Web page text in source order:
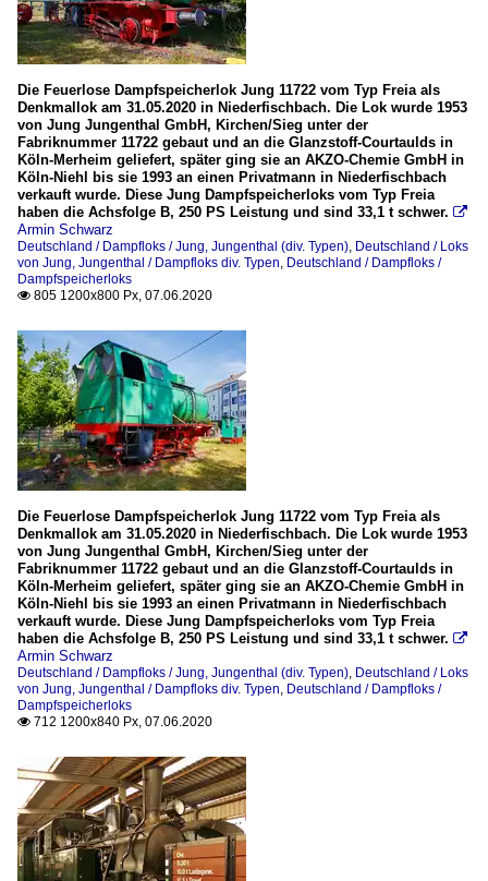
Die Feuerlose Dampfspeicherlok Jung 11722 vom Typ Freia als
Denkmallok am 31.05.2020 in Niederfischbach. Die Lok wurde 1953
von Jung Jungenthal GmbH, Kirchen/Sieg unter der
Fabriknummer 11722 gebaut und an die Glanzstoff-Courtaulds in
Köln-Merheim geliefert, später ging sie an AKZO-Chemie GmbH in
Köln-Niehl bis sie 1993 an einen Privatmann in Niederfischbach
verkauft wurde. Diese Jung Dampfspeicherloks vom Typ Freia
haben die Achsfolge B, 250 PS Leistung und sind 33,1 t schwer. 
Armin Schwarz
Deutschland / Dampfloks / Jung, Jungenthal (div. Typen) Deutschland / Loks
von Jung, Jungenthal / Dampfloks div. Typen Deutschland / Dampfloks /
Dampfspeicherloks
 805 1200x800 Px, 07.06.2020
Die Feuerlose Dampfspeicherlok Jung 11722 vom Typ Freia als
Denkmallok am 31.05.2020 in Niederfischbach. Die Lok wurde 1953
von Jung Jungenthal GmbH, Kirchen/Sieg unter der
Fabriknummer 11722 gebaut und an die Glanzstoff-Courtaulds in
Köln-Merheim geliefert, später ging sie an AKZO-Chemie GmbH in
Köln-Niehl bis sie 1993 an einen Privatmann in Niederfischbach
verkauft wurde. Diese Jung Dampfspeicherloks vom Typ Freia
haben die Achsfolge B, 250 PS Leistung und sind 33,1 t schwer. 
Armin Schwarz
Deutschland / Dampfloks / Jung, Jungenthal (div. Typen) Deutschland / Loks
von Jung, Jungenthal / Dampfloks div. Typen Deutschland / Dampfloks /
Dampfspeicherloks
 712 1200x840 Px, 07.06.2020